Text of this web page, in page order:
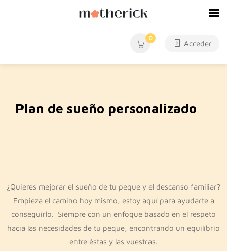
0
Acceder
Plan de sueño personalizado
¿Quieres mejorar el sueño de tu peque y el descanso familiar?
Empieza el camino hoy mismo, estoy aquí para ayudarte a
conseguirlo. Siempre con un enfoque basado en el respeto
hacia las necesidades de tu peque, encontrando un equilibrio
entre éstas y las vuestras.